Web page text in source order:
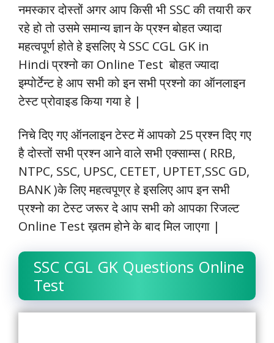
c
b
o
o
a
t
A
p
i
t
e
r
n
k
d
I
l
r
p
L
i
a
नमस्कार दोस्तों अगर आप किसी भी SSC की तयारी कर
रहे हो तो उसमे समान्य ज्ञान के प्रश्न बोहत ज्यादा
महत्वपूर्ण होते हेइसलिए ये SSC CGL GK in
Hindi प्रश्नो का Online Test बोहत ज्यादा
इम्पोर्टेन्ट हे आप सभी को इन सभी प्रश्नो का ऑनलाइन
टेस्ट प्रोवाइड किया गया हे |
निचे दिए गए ऑनलाइन टेस्ट में आपको 25 प्रश्न दिए गए
है दोस्तों सभी प्रश्न आने वाले सभी एक्साम्स ( RRB,
NTPC, SSC, UPSC, CETET, UPTET,SSC GD,
BANK )के लिए महत्वपूण्र हे इसलिए आप इन सभी
प्रश्नो का टेस्ट जरूर देआप सभी को आपका रिजल्ट
Online Test ख़तम होने के बाद मिल जाएगा |
SSC CGL GK Questions Online
Test